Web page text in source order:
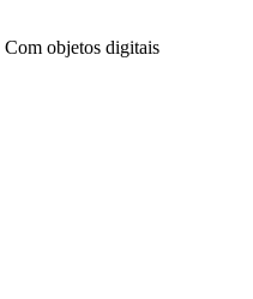
Com objetos digitais